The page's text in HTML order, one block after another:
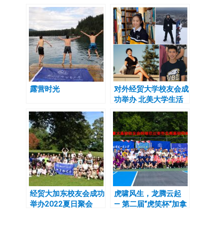
露营时光
对外经贸大学校友会成
功举办 北美大学生活
经验分享专题讲座
经贸大加东校友会成功
举办2022夏日聚会
虎啸风生，龙腾云起
— 第二届“虎笑杯”加拿